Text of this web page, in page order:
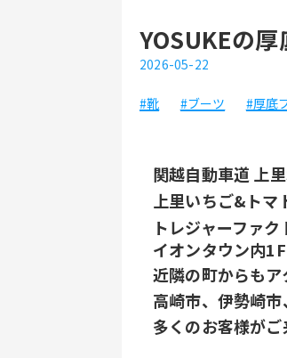
YOSUKEの
2026-05-22
#靴 #ブーツ #厚底
関越自動車道 上
上里いちご&トマ
トレジャーファ
イオンタウン内
近隣の町からもア
高崎市、伊勢崎
多くのお客様がご